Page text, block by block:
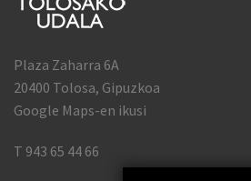
Plaza Zaharra 6A
20400 Tolosa, Gipuzkoa
Google Maps-en ikusi
T 943 65 44 66